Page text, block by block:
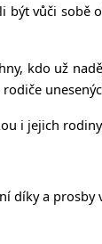
být vůči sobě
kdo už
i jejich
díky a